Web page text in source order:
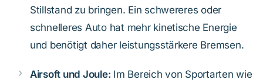
Stillstand zu bringen. Ein schwereres oder
schnelleres Auto hat mehr kinetische Energie
und benötigt daher leistungsstärkere Bremsen.
Airsoft und Joule: Im Bereich von Sportarten wie